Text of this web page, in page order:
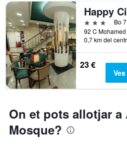
3 estrellesBo
0,7 km del
23 €
On et pots allotjar a
Mosque?